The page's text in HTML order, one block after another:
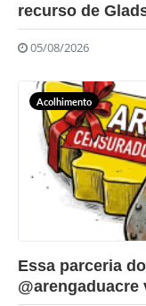
recurso de
05/08/2026
Acolhimento
?>
Essa parceria
@arengaduacre